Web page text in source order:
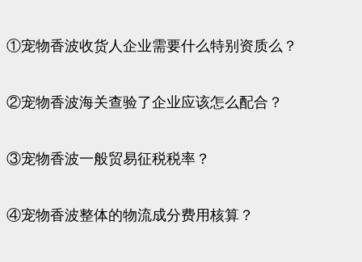
①宠物香波收货人企业需要什么特别资质么？
②宠物香波海关查验了企业应该怎么配合？
③宠物香波一般贸易征税税率？
④宠物香波整体的物流成分费用核算？